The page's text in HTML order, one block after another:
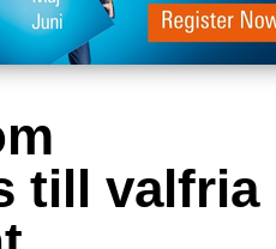
till valfria